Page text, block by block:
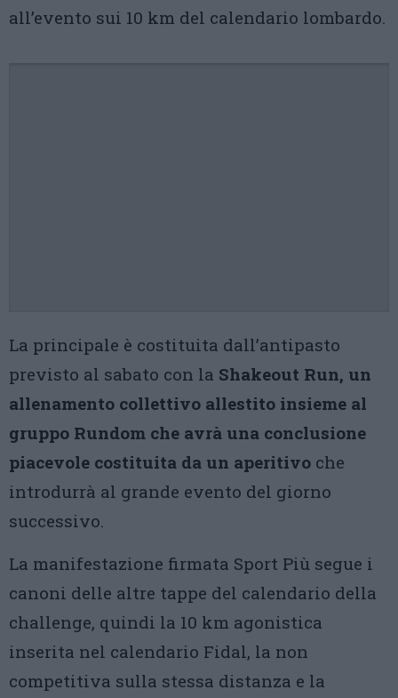
all’evento sui 10 km del calendario lombardo.
La principale è costituita dall’antipasto
previsto al sabato con la Shakeout Run, un
allenamento collettivo allestito insieme al
gruppo Rundom che avrà una conclusione
piacevole costituita da un aperitivo che
introdurrà al grande evento del giorno
successivo.
La manifestazione firmata Sport Più segue i
canoni delle altre tappe del calendario della
challenge, quindi la 10 km agonistica
inserita nel calendario Fidal, la non
competitiva sulla stessa distanza e la